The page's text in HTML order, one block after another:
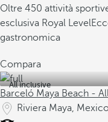
Oltre 450 attività
esclusiva Royal Level
gastronomica
Compara
All inclusive
Barceló Maya Beach -
Riviera Maya,